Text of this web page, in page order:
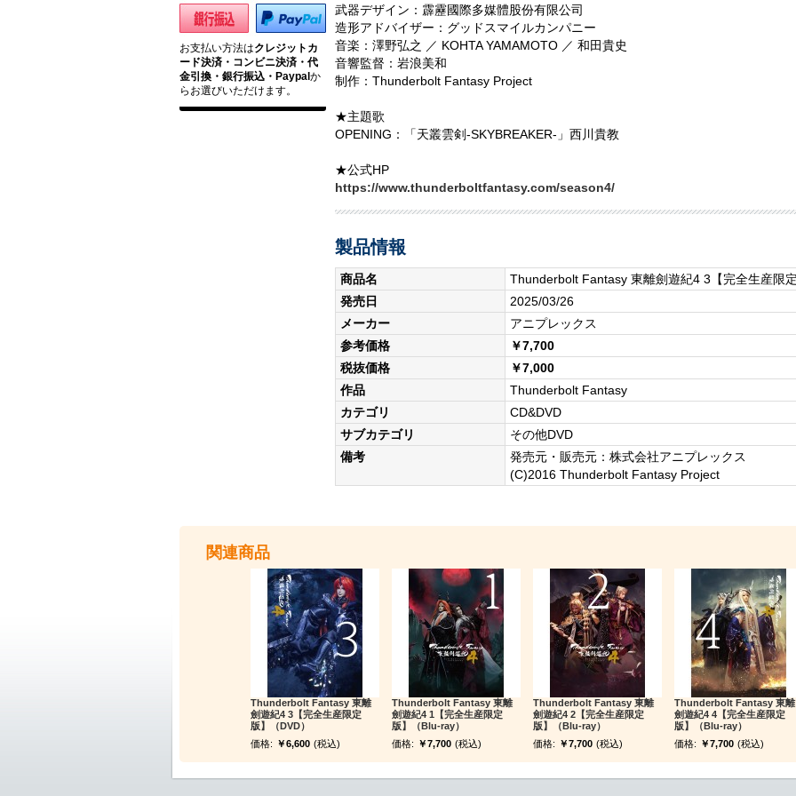
武器デザイン：霹靂國際多媒體股份有限公司
造形アドバイザー：グッドスマイルカンパニー
音楽：澤野弘之 ／ KOHTA YAMAMOTO ／ 和田貴史
音響監督：岩浪美和
制作：Thunderbolt Fantasy Project
★主題歌
OPENING：「天叢雲剣-SKYBREAKER-」西川貴教
★公式HP
https://www.thunderboltfantasy.com/season4/
製品情報
商品名
Thunderbolt Fantasy 東離劍遊紀4 3【完全生産限
発売日
2025/03/26
メーカー
アニプレックス
参考価格
￥7,700
税抜価格
￥7,000
作品
Thunderbolt Fantasy
カテゴリ
CD&DVD
サブカテゴリ
その他DVD
備考
発売元・販売元：株式会社アニプレックス
(C)2016 Thunderbolt Fantasy Project
お支払い方法はクレジットカ
ード決済・コンビニ決済・代
金引換・銀行振込・Paypalか
らお選びいただけます。
関連商品
Thunderbolt Fantasy 東離
劍遊紀4 3【完全生産限定
版】（DVD）
価格: ￥6,600 (税込)
Thunderbolt Fantasy 東離
劍遊紀4 1【完全生産限定
版】（Blu-ray）
価格: ￥7,700 (税込)
Thunderbolt Fantasy 東離
劍遊紀4 2【完全生産限定
版】（Blu-ray）
価格: ￥7,700 (税込)
Thunderbolt Fantasy 東離
劍遊紀4 4【完全生産限定
版】（Blu-ray）
価格: ￥7,700 (税込)